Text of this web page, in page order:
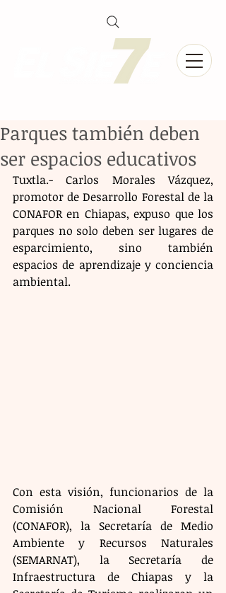
Parques también deben
ser espacios educativos
Tuxtla.- Carlos Morales Vázquez,
promotor de Desarrollo Forestal de la
CONAFOR en Chiapas, expuso que los
parques no solo deben ser lugares de
esparcimiento, sino también
espacios de aprendizaje y conciencia
ambiental.
Con esta visión, funcionarios de la
Comisión Nacional Forestal
(CONAFOR), la Secretaría de Medio
Ambiente y Recursos Naturales
(SEMARNAT), la Secretaría de
Infraestructura de Chiapas y la